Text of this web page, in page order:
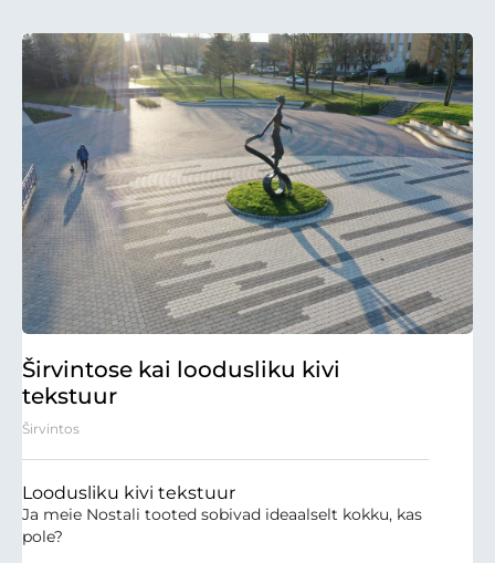
Širvintose kai loodusliku kivi
tekstuur
Širvintos
Loodusliku kivi tekstuur
Ja meie Nostali tooted sobivad ideaalselt kokku, kas
pole?